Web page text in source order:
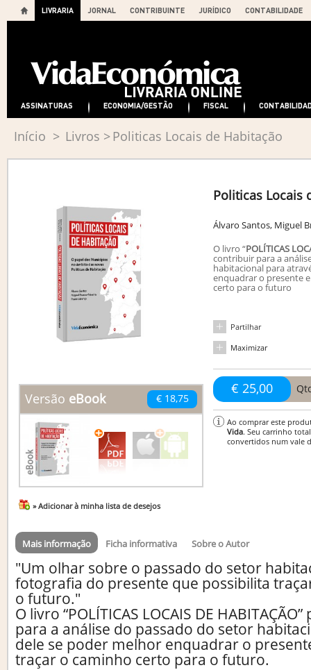
LIVRARIA JORNAL CONTRIBUINTE JURÍDICO CONTABILIDADE
ASSINATURAS ECONOMIA/GESTÃO FISCAL
Início > Livros >Politicas Locais de Habitação
Versão eBook € 18,75
» Adicionar à minha lista de desejos
Politicas Locais
Álvaro Santos, Miguel
O livro “POLÍTICAS
contribuir para a
habitacional para
enquadrar o presente
certo para o futuro
Partilhar
Maximizar
€ 25,00
Ao comprar este
Vida. Seu carrinho
convertidos num vale
Mais informação Ficha informativa Sobre o Autor
"Um olhar sobre o passado do setor
fotografia do presente que possibilita
o futuro."
O livro “POLÍTICAS LOCAIS DE
para a análise do passado do setor
dele se poder melhor enquadrar o
traçar o caminho certo para o futuro.